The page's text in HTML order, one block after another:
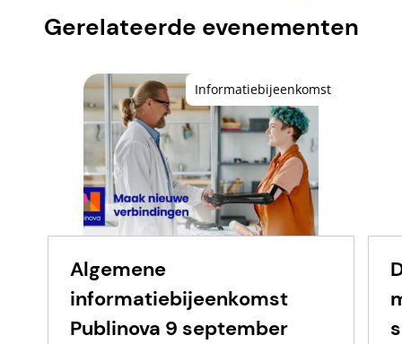
Gerelateerde evenementen
Algemene
informatiebijeenkomst
Publinova 9 september
Informatiebijeenkomst